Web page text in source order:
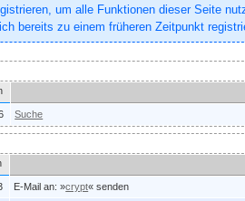
um alle Funktionen dieser Seite
bereits zu einem früheren Zeitpunkt
Suche
E-Mail an: »crypt« senden